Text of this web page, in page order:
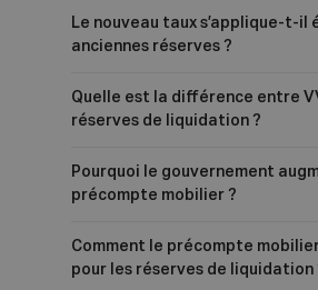
Le nouveau taux s’applique-t-il
anciennes réserves ?
Quelle est la différence entre
réserves de liquidation ?
Pourquoi le gouvernement
précompte mobilier ?
Comment le précompte
pour les réserves de liquidation